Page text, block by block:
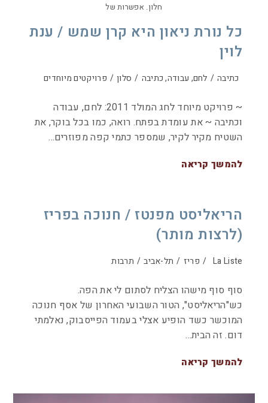
חלון. אפשרות של
כל נורת ניאון היא קרן שמש / ענת
לוין
כתיבה / לחם, עבודה, כתיבה / סלון / פרויקטים מיוחדים
~ פרויקט מיוחד לחג המולד 2011: לחם, עבודה
וכתיבה ~ את עומדת בפתח. רואה, כמו בכל בוקר, את
השטיח מקיר לקיר, שמספר כתמי קפה מפוזרים…
להמשך קריאה
הריאליסט מפנטז / חנוכה בפריז
(לרצות מותר)
La Liste
/ פריז / תל-אביב / תרבות
סוף סוף מישהו הצליח לסתום לי את הפה.
כש"הריאליסט", הטור השבועי האחרון של אסף חנוכה
המוכשר כשד הופיע אצלי בעמוד הפייסבוק, נאלמתי
דום. זה הבית…
להמשך קריאה